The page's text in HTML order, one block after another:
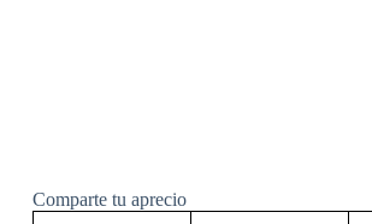
Comparte tu aprecio